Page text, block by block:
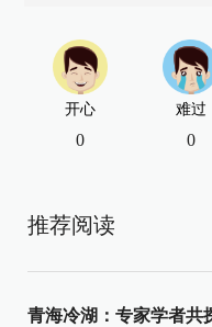
开心
0
难过
0
推荐阅读
青海冷湖：专家学者共